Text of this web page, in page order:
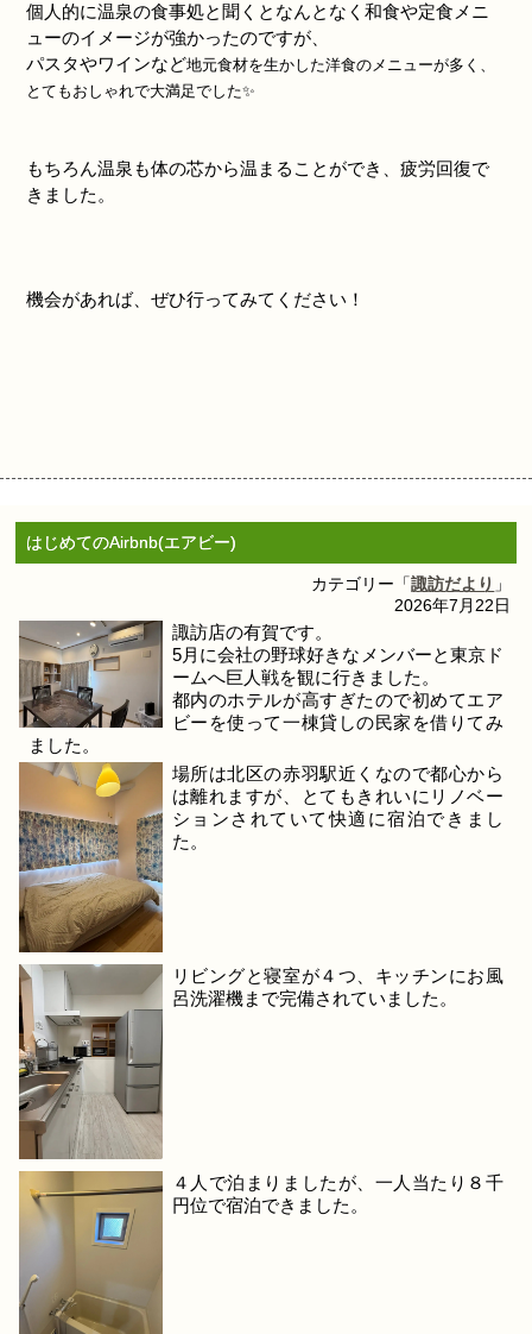
個人的に温泉の食事処と聞くとなんとなく和食や定食メニ
ューのイメージが強かったのですが、
パスタやワインなど地元食材を生かした洋食のメニューが多く、
とてもおしゃれで大満足でした✨
もちろん温泉も体の芯から温まることができ、疲労回復で
きました。
機会があれば、ぜひ行ってみてください！
はじめてのAirbnb(エアビー)
カテゴリー「諏訪だより 」
2026年7月22日
諏訪店の有賀です。
5月に会社の野球好きなメンバーと東京ド
ームへ巨人戦を観に行きました。
都内のホテルが高すぎたので初めてエア
ビーを使って一棟貸しの民家を借りてみ
ました。
場所は北区の赤羽駅近くなので都心から
は離れますが、とてもきれいにリノベー
ションされていて快適に宿泊できまし
た。
リビングと寝室が４つ、キッチンにお風
呂洗濯機まで完備されていました。
４人で泊まりましたが、一人当たり８千
円位で宿泊できました。